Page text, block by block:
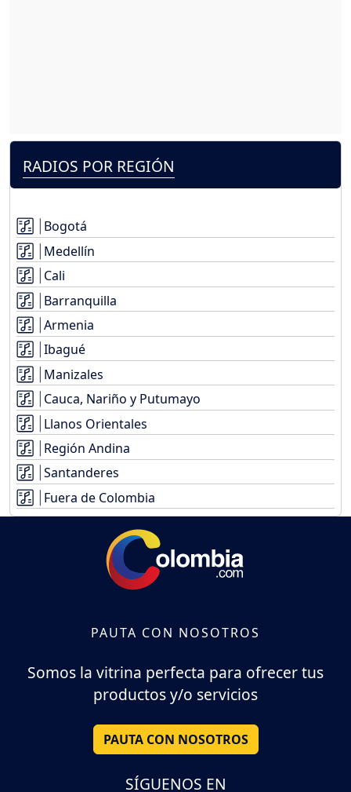
RADIOS POR REGIÓN
Bogotá
Medellín
Cali
Barranquilla
Armenia
Ibagué
Manizales
Cauca, Nariño y Putumayo
Llanos Orientales
Región Andina
Santanderes
Fuera de Colombia
PAUTA CON NOSOTROS
Somos la vitrina perfecta para ofrecer tus
productos y/o servicios
PAUTA CON NOSOTROS
SÍGUENOS EN